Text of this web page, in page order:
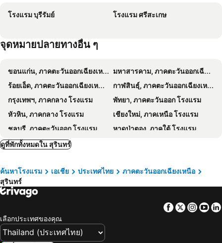
The Phant Hotel
The Gun
Mile Place
โรงแรม บุรีรัมย์ โรงแรม ศรีสะเกษ
จุดหมายปลายทางอื่น ๆ
ขอนแก่น, ภาคตะวันออกเฉียงเหนือ โรงแรม
มหาสารคาม, ภาคตะวันออกเฉียงเหนือ โรงแรม
ร้อยเอ็ด, ภาคตะวันออกเฉียงเหนือ โรงแรม
กาฬสินธุ์, ภาคตะวันออกเฉียงเหนือ โรงแรม
กรุงเทพฯ, ภาคกลาง โรงแรม
พัทยา, ภาคตะวันออก โรงแรม
หัวหิน, ภาคกลาง โรงแรม
เชียงใหม่, ภาคเหนือ โรงแรม
ชลบุรี, ภาคตะวันออก โรงแรม
หาดป่าตอง, ภาคใต้ โรงแรม
ระยอง, ภาคตะวันออก โรงแรม
ดูที่พักทั้งหมดใน สุรินทร์
ค้นหาโรงแรม เอเชีย ประเทศไทย
ภาคตะวันออกเฉียงเหนือ
สุรินทร์
Facebook
Twitter
เลือกประเทศของคุณ